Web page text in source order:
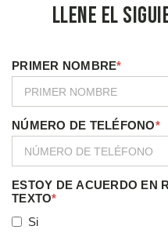
Llene el
PRIMER NOMBRE*
NÚMERO DE TELÉFONO*
ESTOY DE ACUERDO EN
TEXTO*
Si